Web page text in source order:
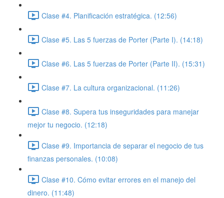
Clase #4. Planificación estratégica. (12:56)
Clase #5. Las 5 fuerzas de Porter (Parte I). (14:18)
Clase #6. Las 5 fuerzas de Porter (Parte II). (15:31)
Clase #7. La cultura organizacional. (11:26)
Clase #8. Supera tus inseguridades para manejar
mejor tu negocio. (12:18)
Clase #9. Importancia de separar el negocio de tus
finanzas personales. (10:08)
Clase #10. Cómo evitar errores en el manejo del
dinero. (11:48)